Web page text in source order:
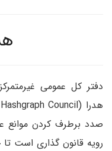
دفتر کل عمومی
صدد برطرف کردن موانع
رویه قانون گذاری است